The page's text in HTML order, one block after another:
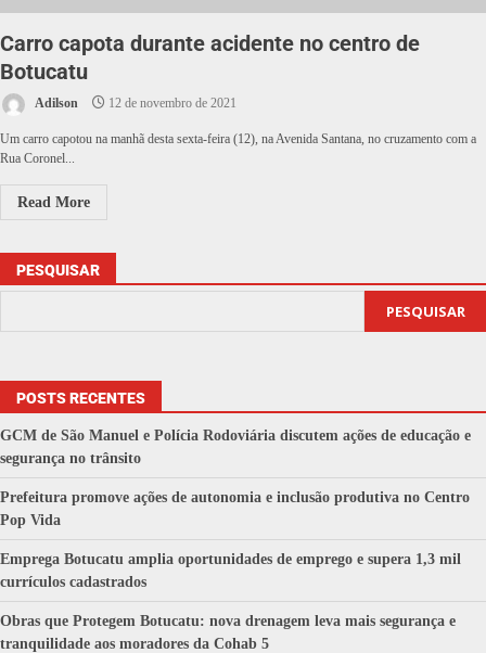
Carro capota durante acidente no centro de
Botucatu
Adilson 12 de novembro de 2021
Um carro capotou na manhã desta sexta-feira (12), na Avenida Santana, no cruzamento com a
Rua Coronel...
Read More
PESQUISAR
PESQUISAR
POSTS RECENTES
GCM de São Manuel e Polícia Rodoviária discutem ações de educação e
segurança no trânsito
Prefeitura promove ações de autonomia e inclusão produtiva no Centro
Pop Vida
Emprega Botucatu amplia oportunidades de emprego e supera 1,3 mil
currículos cadastrados
Obras que Protegem Botucatu: nova drenagem leva mais segurança e
tranquilidade aos moradores da Cohab 5